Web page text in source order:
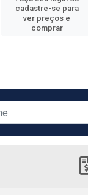
cadastre-se para
ver preços e
comprar